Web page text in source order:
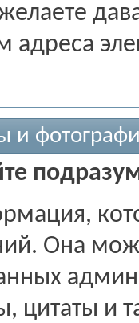
адреса
и
Она
цитаты и